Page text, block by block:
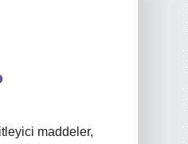
maddeler,